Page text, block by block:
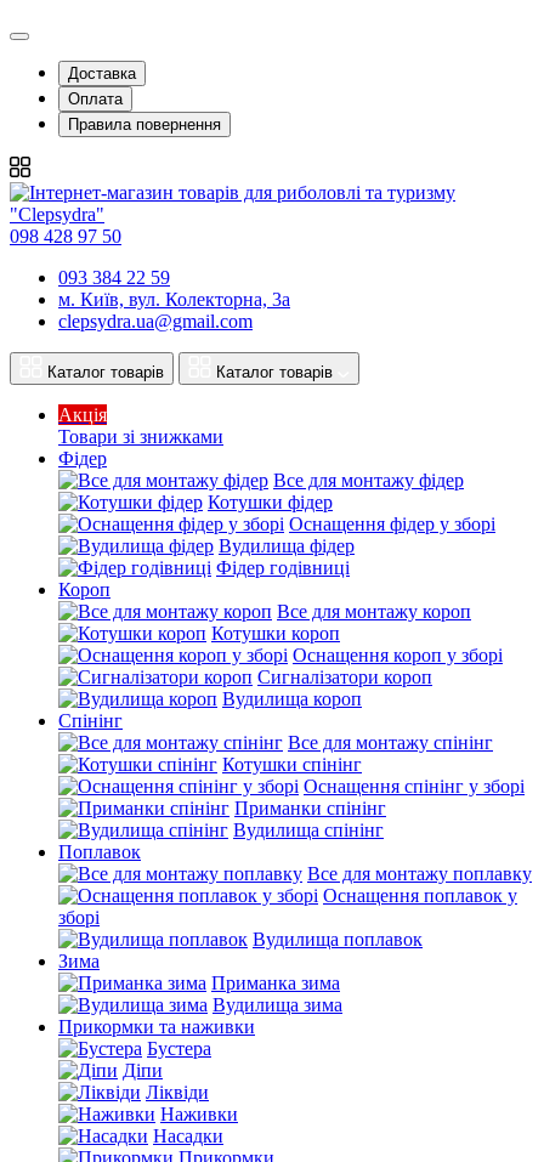
Доставка
Оплата
Правила повернення
098 428 97 50
093 384 22 59
м. Київ, вул. Колекторна, 3а
clepsydra.ua@gmail.com
Каталог товарів Каталог товарів
Акція
Товари зі знижками
Фідер
Все для монтажу фідер
Котушки фідер
Оснащення фідер у зборі
Вудилища фідер
Фідер годівниці
Короп
Все для монтажу короп
Котушки короп
Оснащення короп у зборі
Сигналізатори короп
Вудилища короп
Спінінг
Все для монтажу спінінг
Котушки спінінг
Оснащення спінінг у зборі
Приманки спінінг
Вудилища спінінг
Поплавок
Все для монтажу поплавку
Оснащення поплавок у
зборі
Вудилища поплавок
Зима
Приманка зима
Вудилища зима
Прикормки та наживки
Бустера
Діпи
Ліквіди
Наживки
Насадки
Прикормки